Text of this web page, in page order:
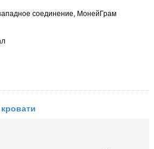
соединение, МонейГрам